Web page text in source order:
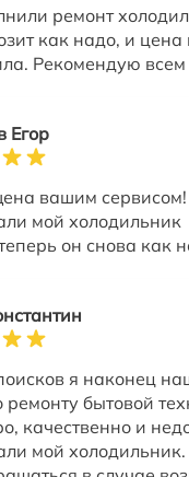
ремонт
как надо, и цена
Рекомендую всем
Егор
вашим
мой холодильник
он снова как
я наконец
ремонту бытовой
качественно и
мой